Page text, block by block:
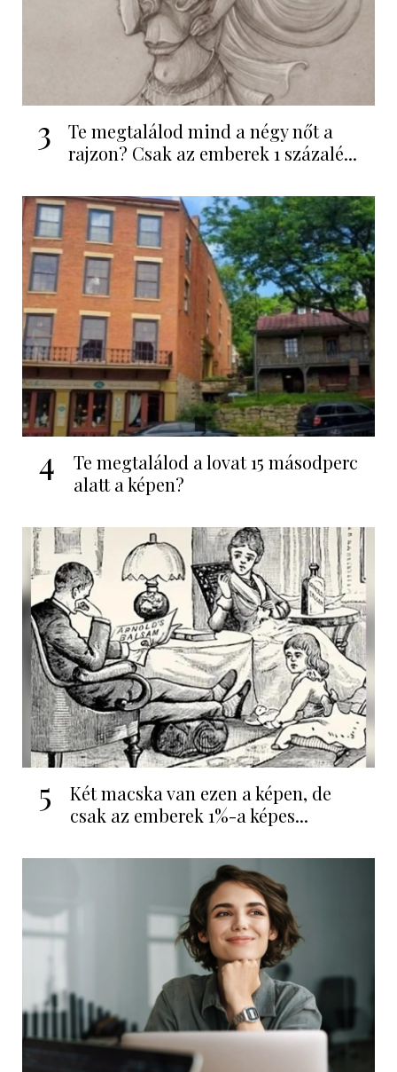
3
Te megtalálod mind a négy nőt a
rajzon? Csak az emberek 1 százalé...
4
Te megtalálod a lovat 15 másodperc
alatt a képen?
5
Két macska van ezen a képen, de
csak az emberek 1%-a képes...